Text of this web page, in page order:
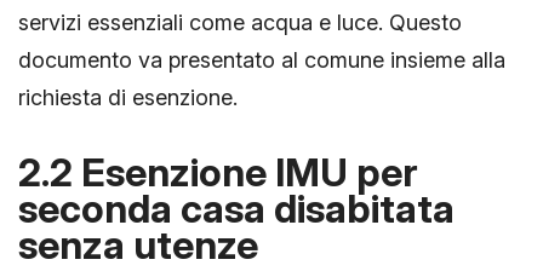
servizi essenziali come acqua e luce. Questo
documento va presentato al comune insieme alla
richiesta di esenzione.
2.2 Esenzione IMU per
seconda casa disabitata
senza utenze